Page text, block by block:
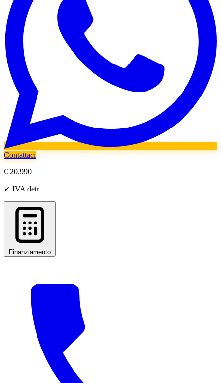
Contattaci
€ 20.990
✓ IVA detr.
Finanziamento